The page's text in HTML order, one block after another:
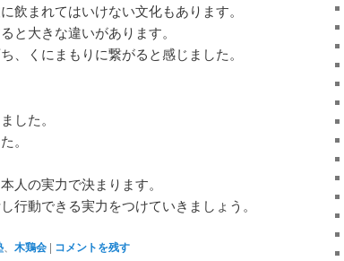
飲まれてはいけない文化もあります。
と大きな違いがあります。
、くにまもりに繋がると感じました。
した。
。
人の実力で決まります。
行動できる実力をつけていきましょう。
木鶏会 | コメントを残す